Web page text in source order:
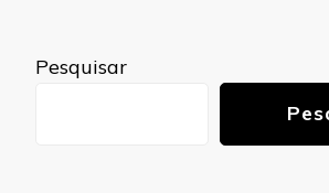
Pesquisar